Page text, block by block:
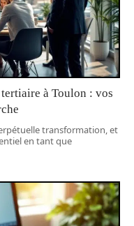
à Toulon : vos
transformation, et
en tant que